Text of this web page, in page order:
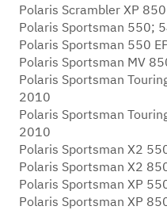
Polaris Scrambler XP
Polaris Sportsman 550;
Polaris Sportsman 550
Polaris Sportsman MV
Polaris Sportsman
2010
Polaris Sportsman
2010
Polaris Sportsman X2
Polaris Sportsman X2
Polaris Sportsman XP
Polaris Sportsman XP